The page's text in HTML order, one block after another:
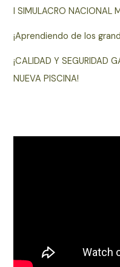
I SIMULACRO NACIONAL
¡Aprendiendo de los
¡CALIDAD Y SEGURIDAD
NUEVA PISCINA!